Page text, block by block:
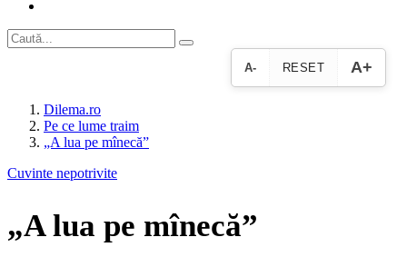
A- RESET A+
Dilema.ro
Pe ce lume traim
„A lua pe mînecă”
Cuvinte nepotrivite
„A lua pe mînecă”